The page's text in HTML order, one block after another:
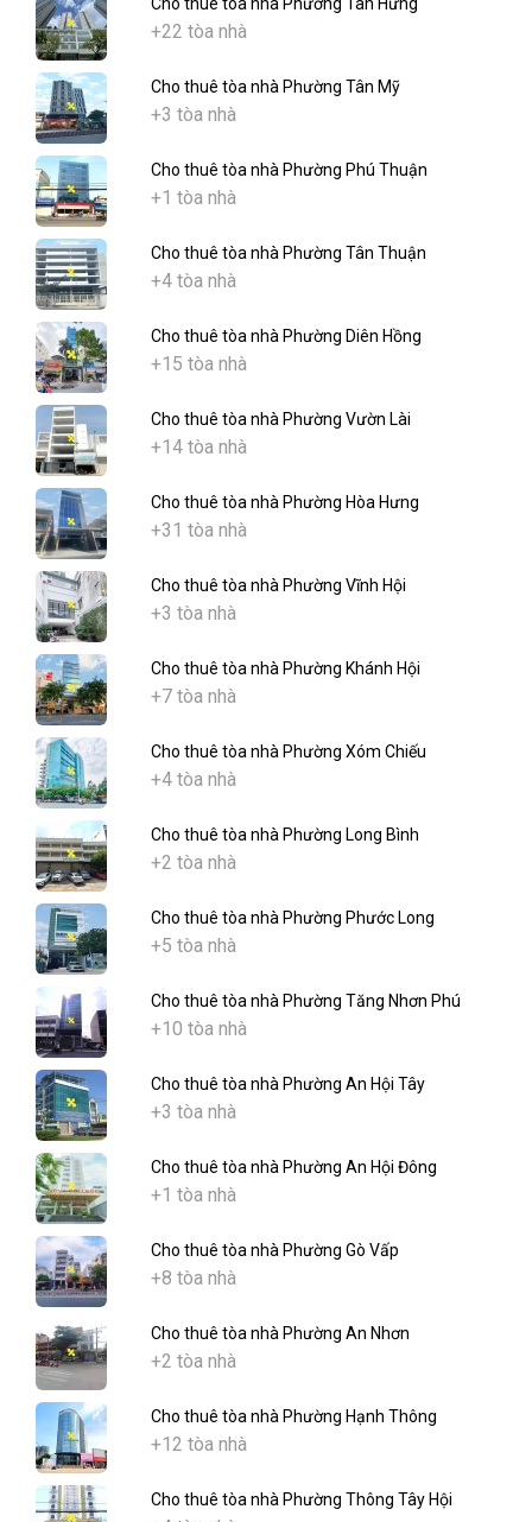
Cho thuê tòa nhà Phường Tân Hưng
+22 tòa nhà
Cho thuê tòa nhà Phường Tân Mỹ
+3 tòa nhà
Cho thuê tòa nhà Phường Phú Thuận
+1 tòa nhà
Cho thuê tòa nhà Phường Tân Thuận
+4 tòa nhà
Cho thuê tòa nhà Phường Diên Hồng
+15 tòa nhà
Cho thuê tòa nhà Phường Vườn Lài
+14 tòa nhà
Cho thuê tòa nhà Phường Hòa Hưng
+31 tòa nhà
Cho thuê tòa nhà Phường Vĩnh Hội
+3 tòa nhà
Cho thuê tòa nhà Phường Khánh Hội
+7 tòa nhà
Cho thuê tòa nhà Phường Xóm Chiếu
+4 tòa nhà
Cho thuê tòa nhà Phường Long Bình
+2 tòa nhà
Cho thuê tòa nhà Phường Phước Long
+5 tòa nhà
Cho thuê tòa nhà Phường Tăng Nhơn Phú
+10 tòa nhà
Cho thuê tòa nhà Phường An Hội Tây
+3 tòa nhà
Cho thuê tòa nhà Phường An Hội Đông
+1 tòa nhà
Cho thuê tòa nhà Phường Gò Vấp
+8 tòa nhà
Cho thuê tòa nhà Phường An Nhơn
+2 tòa nhà
Cho thuê tòa nhà Phường Hạnh Thông
+12 tòa nhà
Cho thuê tòa nhà Phường Thông Tây Hội